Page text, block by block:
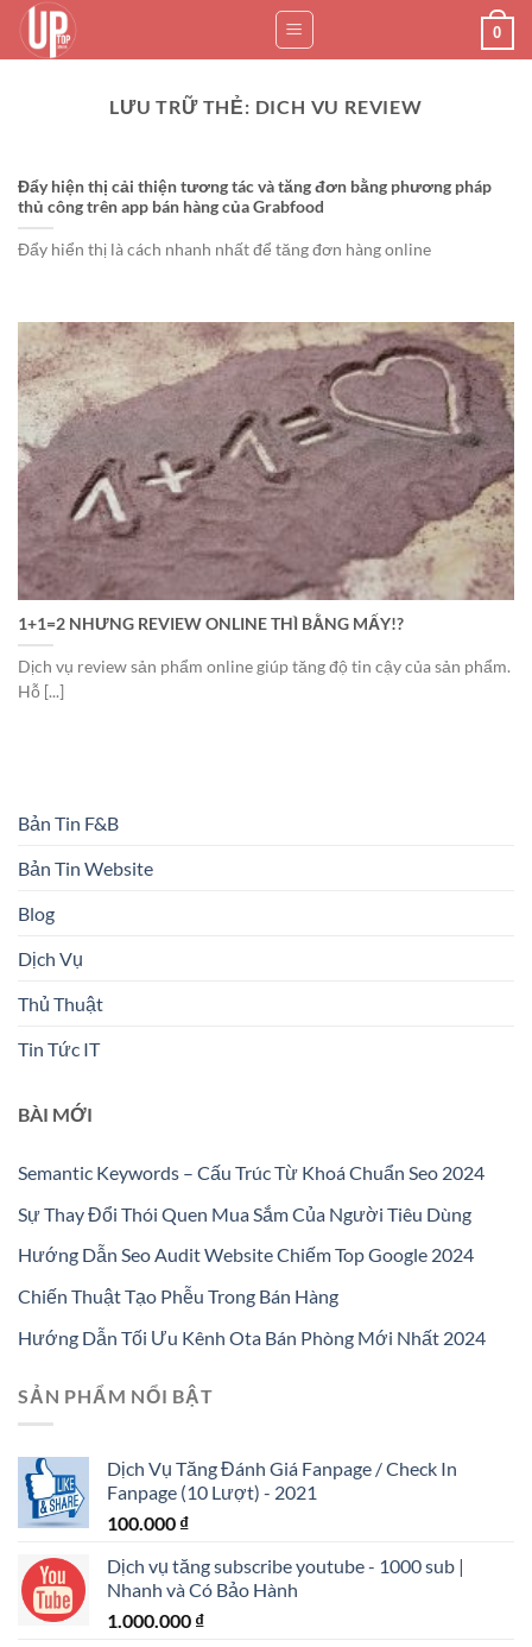
qua
0
LƯU TRỮ THẺ: DICH VU REVIEW
Đẩy hiện thị cải thiện tương tác và tăng đơn bằng phương pháp
thủ công trên app bán hàng của Grabfood
Đẩy hiển thị là cách nhanh nhất để tăng đơn hàng online
1+1=2 NHƯNG REVIEW ONLINE THÌ BẰNG MẤY!?
Dịch vụ review sản phẩm online giúp tăng độ tin cậy của sản phẩm.
Hỗ [...]
Bản Tin F&B
Bản Tin Website
Blog
Dịch Vụ
Thủ Thuật
Tin Tức IT
BÀI MỚI
Semantic Keywords – Cấu Trúc Từ Khoá Chuẩn Seo 2024
Sự Thay Đổi Thói Quen Mua Sắm Của Người Tiêu Dùng
Hướng Dẫn Seo Audit Website Chiếm Top Google 2024
Chiến Thuật Tạo Phễu Trong Bán Hàng
Hướng Dẫn Tối Ưu Kênh Ota Bán Phòng Mới Nhất 2024
SẢN PHẨM NỔI BẬT
Dịch Vụ Tăng Đánh Giá Fanpage / Check In
Fanpage (10 Lượt) - 2021
100.000 ₫
Dịch vụ tăng subscribe youtube - 1000 sub |
Nhanh và Có Bảo Hành
1.000.000 ₫